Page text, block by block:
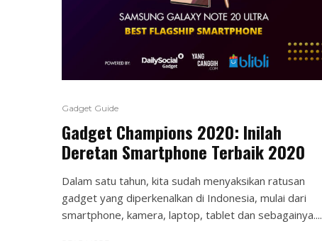
Gadget Guide
Gadget Champions 2020: Inilah
Deretan Smartphone Terbaik 2020
Dalam satu tahun, kita sudah menyaksikan ratusan
gadget yang diperkenalkan di Indonesia, mulai dari
smartphone, kamera, laptop, tablet dan sebagainya....